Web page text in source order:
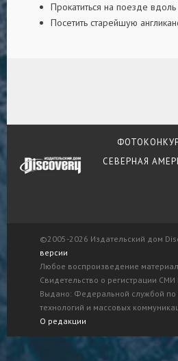
Прокатиться на поезде
Посетить старейшую
СЕВЕРНАЯ
©2005-2026 Издательский дом
версии
Любое воспроизведение
Свидетельство о регистрации
Выдано: Федеральной службой
технологий и массовых
О редакции